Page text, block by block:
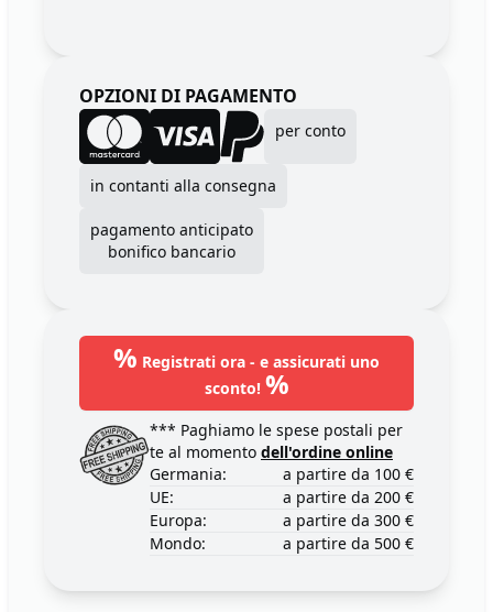
OPZIONI DI PAGAMENTO
per conto
in contanti alla consegna
pagamento anticipato
bonifico bancario
% Registrati ora - e assicurati uno
sconto! %
*** Paghiamo le spese postali per
te al momento dell'ordine online
Germania:
a partire da 100 €
UE:
a partire da 200 €
Europa:
a partire da 300 €
Mondo:
a partire da 500 €